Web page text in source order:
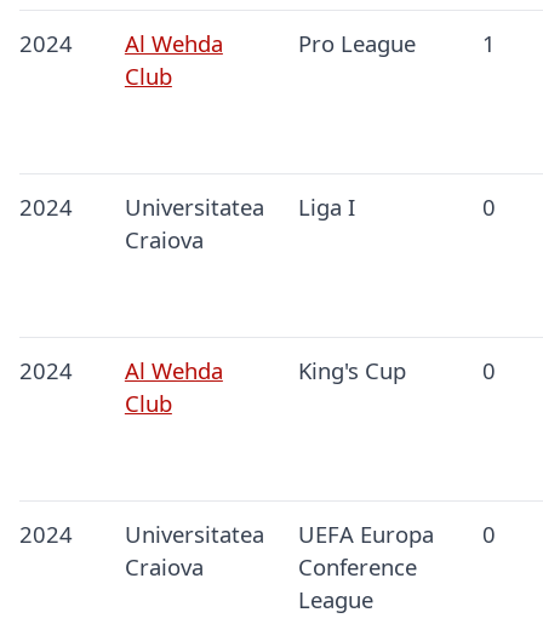
2024
Al Wehda
Club
Pro League 1
2024
Universitatea
Craiova
Liga I 0
2024
Al Wehda
Club
King's Cup 0
2024
Universitatea
Craiova
UEFA Europa
Conference
League
0